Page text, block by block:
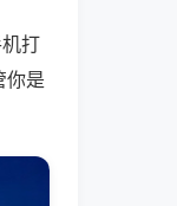
打
你是